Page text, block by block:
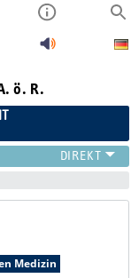
ö. R.
Medizin